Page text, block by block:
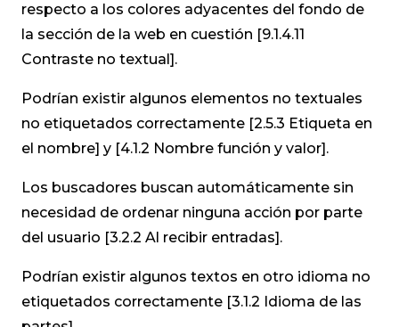
respecto a los colores adyacentes del fondo de
la sección de la web en cuestión [9.1.4.11
Contraste no textual].
Podrían existir algunos elementos no textuales
no etiquetados correctamente [2.5.3 Etiqueta en
el nombre] y [4.1.2 Nombre función y valor].
Los buscadores buscan automáticamente sin
necesidad de ordenar ninguna acción por parte
del usuario [3.2.2 Al recibir entradas].
Podrían existir algunos textos en otro idioma no
etiquetados correctamente [3.1.2 Idioma de las